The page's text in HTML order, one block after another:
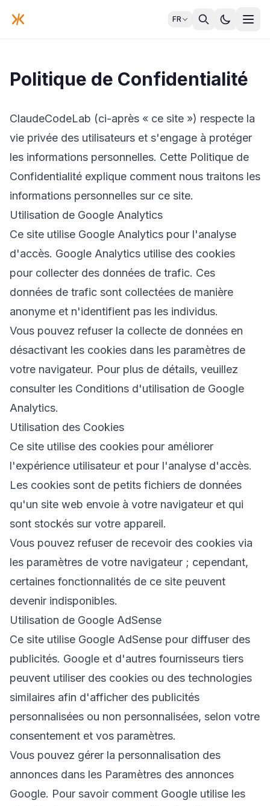
FR
Politique de Confidentialité
ClaudeCodeLab (ci-après « ce site ») respecte la
vie privée des utilisateurs et s'engage à protéger
les informations personnelles. Cette Politique de
Confidentialité explique comment nous traitons les
informations personnelles sur ce site.
Utilisation de Google Analytics
Ce site utilise Google Analytics pour l'analyse
d'accès. Google Analytics utilise des cookies
pour collecter des données de trafic. Ces
données de trafic sont collectées de manière
anonyme et n'identifient pas les individus.
Vous pouvez refuser la collecte de données en
désactivant les cookies dans les paramètres de
votre navigateur. Pour plus de détails, veuillez
consulter les Conditions d'utilisation de Google
Analytics.
Utilisation des Cookies
Ce site utilise des cookies pour améliorer
l'expérience utilisateur et pour l'analyse d'accès.
Les cookies sont de petits fichiers de données
qu'un site web envoie à votre navigateur et qui
sont stockés sur votre appareil.
Vous pouvez refuser de recevoir des cookies via
les paramètres de votre navigateur ; cependant,
certaines fonctionnalités de ce site peuvent
devenir indisponibles.
Utilisation de Google AdSense
Ce site utilise Google AdSense pour diffuser des
publicités. Google et d'autres fournisseurs tiers
peuvent utiliser des cookies ou des technologies
similaires afin d'afficher des publicités
personnalisées ou non personnalisées, selon votre
consentement et vos paramètres.
Vous pouvez gérer la personnalisation des
annonces dans les Paramètres des annonces
Google. Pour savoir comment Google utilise les